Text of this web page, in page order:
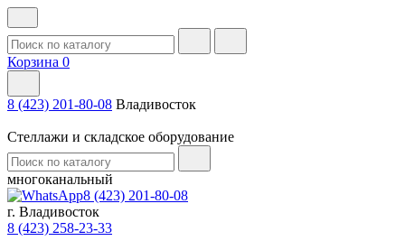
Корзина 0
8 (423) 201-80-08 Владивосток
Стеллажи и складское оборудование
многоканальный
8 (423) 201-80-08
г. Владивосток
8 (423) 258-23-33